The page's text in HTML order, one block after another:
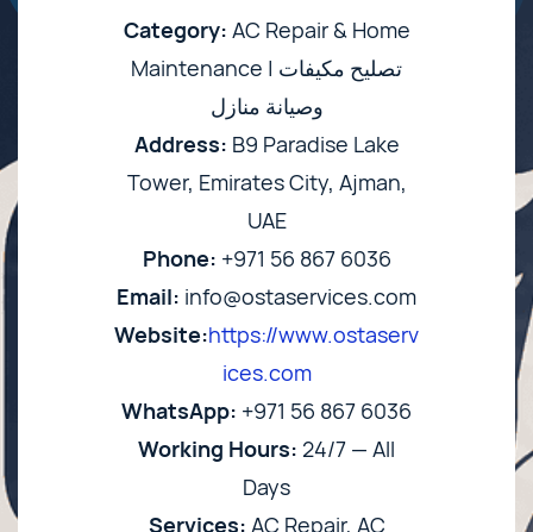
Category: AC Repair & Home
Maintenance | تصليح مكيفات
وصيانة منازل
Address: B9 Paradise Lake
Tower, Emirates City, Ajman,
UAE
Phone: +971 56 867 6036
Email: info@ostaservices.com
Website:https://www.ostaserv
ices.com
WhatsApp: +971 56 867 6036
Working Hours: 24/7 — All
Days
Services: AC Repair, AC